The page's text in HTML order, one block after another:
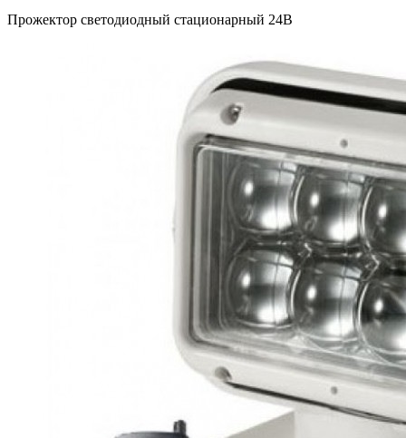
Прожектор светодиодный стационарный 24В